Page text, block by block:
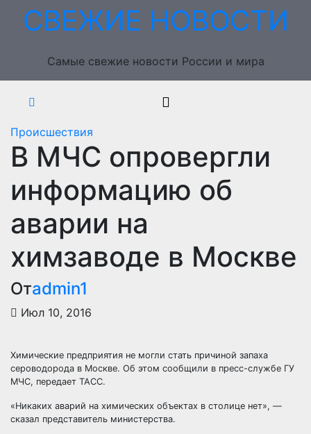
ПерейтиСВЕЖИЕ НОВОСТИ
Самые свежие новости России и мира
Происшествия
В МЧС опровергли
информацию об
аварии на
химзаводе в Москве
Отadmin1
Июл 10, 2016
Химические предприятия не могли стать причиной запаха
сероводорода в Москве. Об этом сообщили в пресс-службе ГУ
МЧС, передает ТАСС.
«Никаких аварий на химических объектах в столице нет», —
сказал представитель министерства.